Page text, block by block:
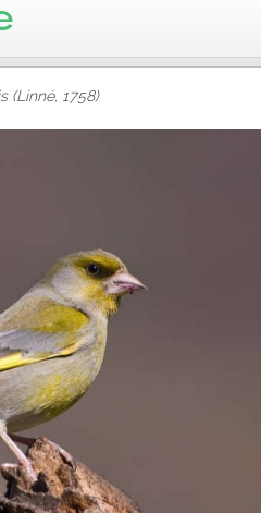
(Linné, 1758)